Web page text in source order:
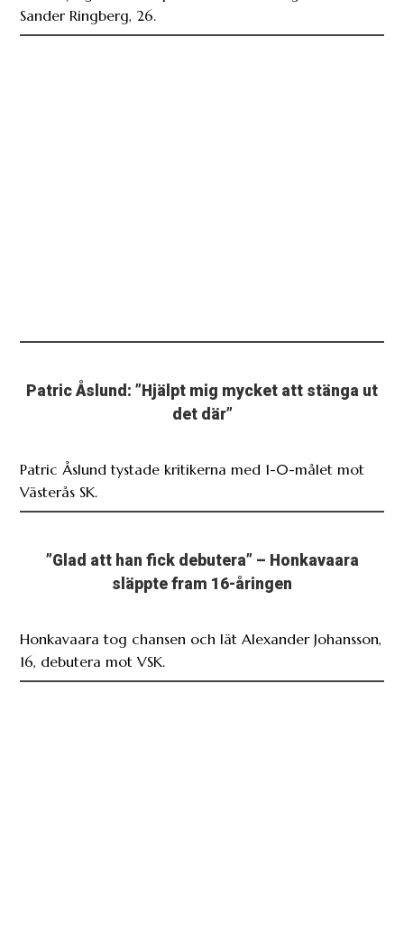
Sander Ringberg, 26.
Patric Åslund: ”Hjälpt mig mycket att stänga ut
det där”
Patric Åslund tystade kritikerna med 1-0-målet mot
Västerås SK.
”Glad att han fick debutera” – Honkavaara
släppte fram 16-åringen
Honkavaara tog chansen och lät Alexander Johansson,
16, debutera mot VSK.